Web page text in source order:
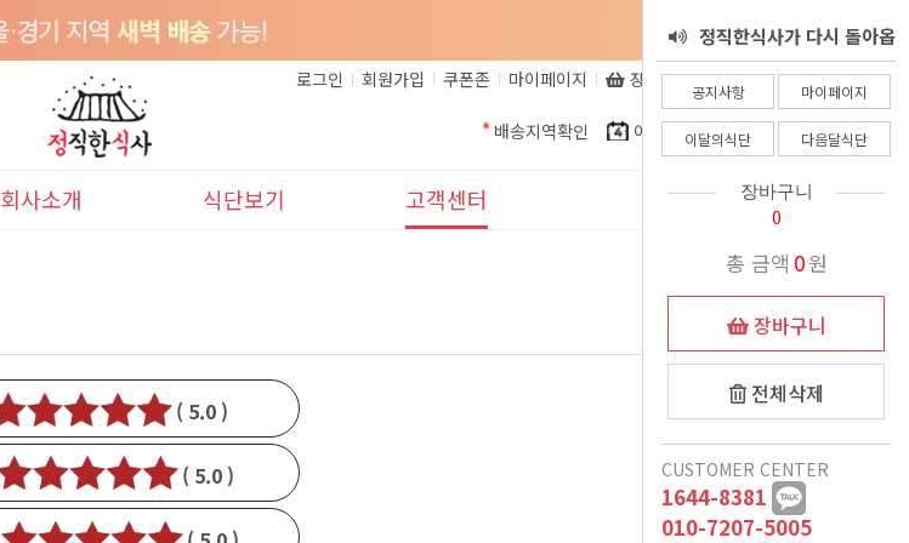
서 - 8월 25일
정직한식사가 다시 돌아옵
니다.
정직한식사 환불 규정
정직한식사가 알려드립니
다. 코로나로인한 식자재
인상으로인해.......
정직한식사를 믿고 주문해
주시는 고객님들께
더운여름 식사준비, 이제
는 정직한식사가 책임질께
정직한식사 프리미엄 도시
여름철 국 관련 공지
12/15일 폭설 및 한파로
인한 새벽배송 이슈 안내
배송시 드리는 생수에 관
악의적인 비방글로 인해
공지사항 마이페이지
이달의식단 다음달식단
장바구니
0
총 금액 0원
장바구니
전체삭제
CUSTOMER CENTER
1644-8381
010-7207-5005
로그인 회원가입 쿠폰존 마이페이지 장바구니 비회원주문조회
배송지역확인 이달의식단 다음달식단
회사소개 식단보기 고객센터
1
( 5.0 )
1
( 5.0 )